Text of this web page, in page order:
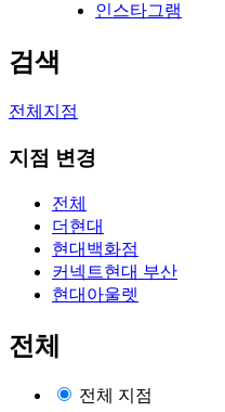
인스타그램
검색
전체지점
지점 변경
전체
더현대
현대백화점
커넥트현대 부산
현대아울렛
전체
전체 지점